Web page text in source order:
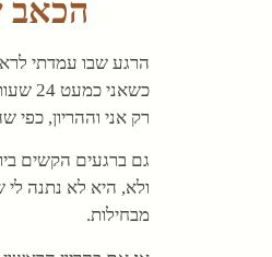
הכאב
הרגע שבו עמדתי
רק אני וההריון,
גם ברגעים הקשים
ולא, היא לא נתנה
מבחילות.